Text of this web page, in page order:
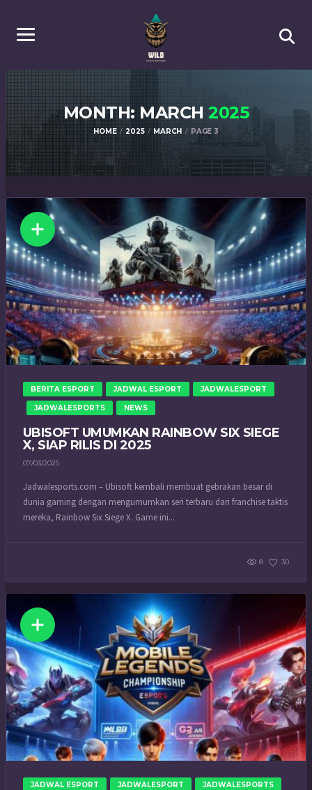
MONTH: MARCH2025
HOME 2025 MARCH PAGE 3
BERITA ESPORT JADWAL ESPORT JADWALESPORT
JADWALESPORTS NEWS
UBISOFT UMUMKAN RAINBOW SIX SIEGE
X, SIAP RILIS DI 2025
07/03/2025
Jadwalesports.com – Ubisoft kembali membuat gebrakan besar di
dunia gaming dengan mengumumkan seri terbaru dari franchise taktis
mereka, Rainbow Six Siege X. Game ini...
8 30
JADWAL ESPORT JADWALESPORT JADWALESPORTS